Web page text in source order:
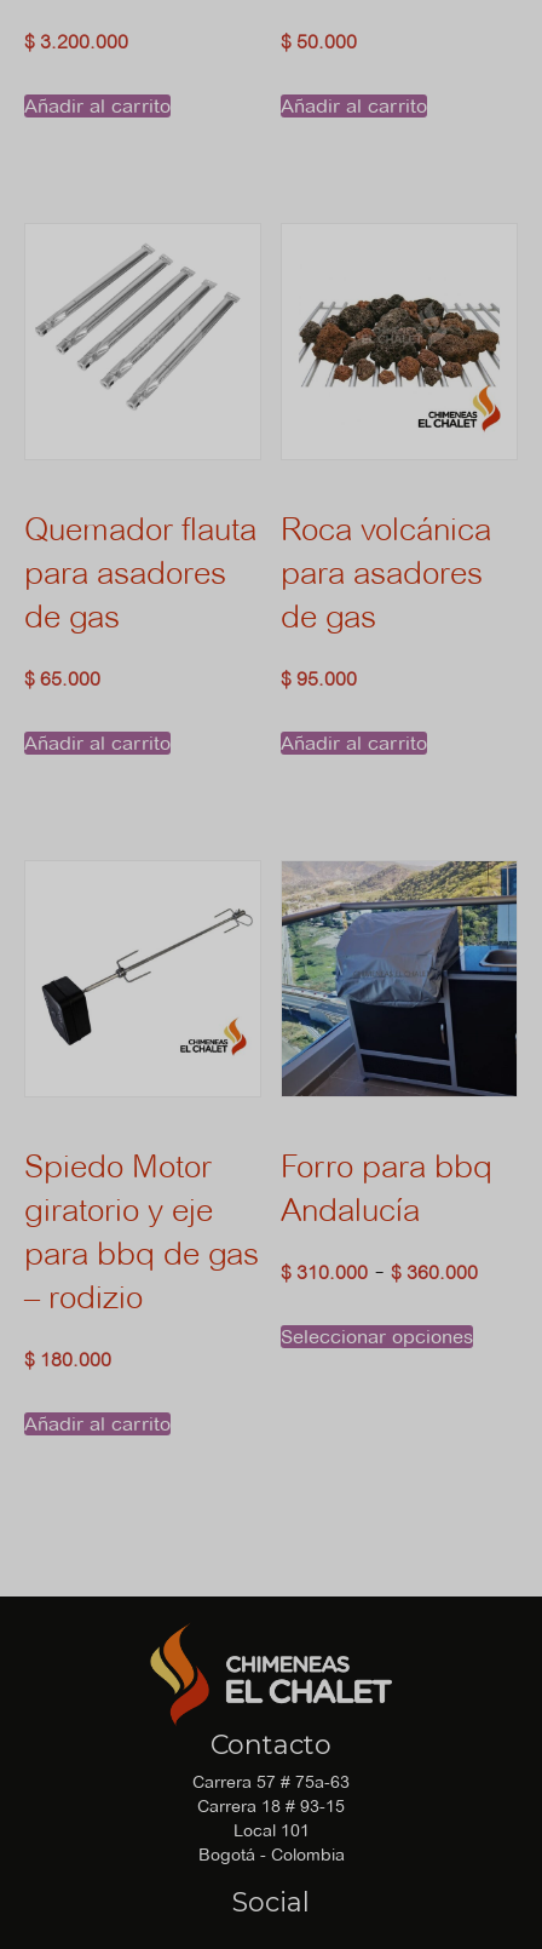
$ 3.200.000
Añadir al carrito
$ 50.000
Añadir al carrito
Quemador flauta
para asadores
de gas
$ 65.000
Añadir al carrito
Roca volcánica
para asadores
de gas
$ 95.000
Añadir al carrito
Spiedo Motor
giratorio y eje
para bbq de gas
– rodizio
$ 180.000
Añadir al carrito
Forro para bbq
Andalucía
$ 310.000 - $ 360.000
Seleccionar opcionesEste
Las
Contacto
Carrera 57 # 75a-63
Carrera 18 # 93-15
Local 101
Bogotá - Colombia
Social